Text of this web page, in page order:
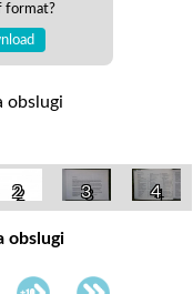
format?
obslugi
2 3 4
obslugi